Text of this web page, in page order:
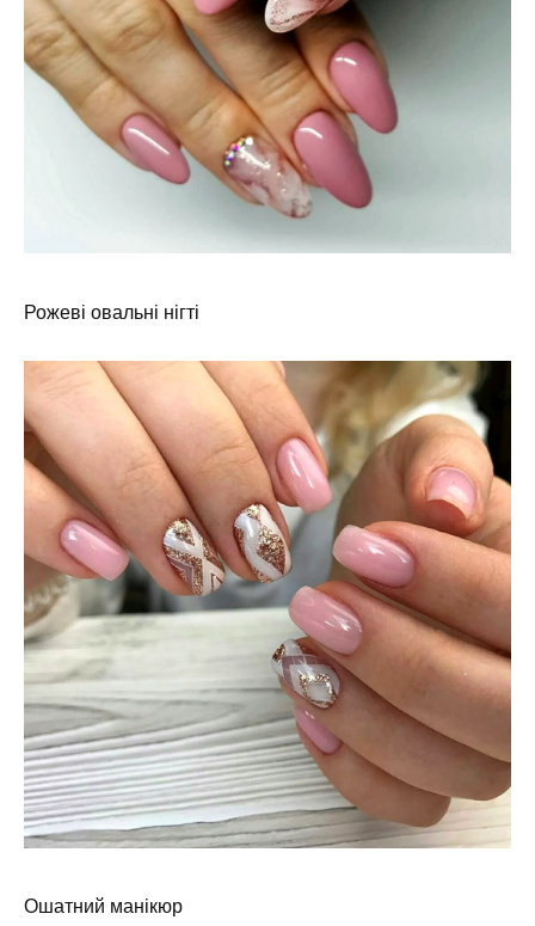
Рожеві овальні нігті
Ошатний манікюр